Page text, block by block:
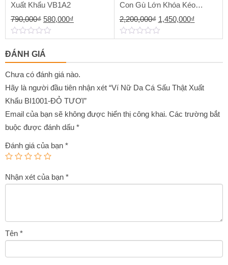
Xuất Khẩu VB1A2
790,000₫ Giá
gốc
790,000₫.
580,000₫
580,000₫.
0
out
of
5
Con Gù Lớn Khóa Kéo
BG0204
2,200,000₫ Giá
gốc
1,450,000₫Giá
0
5
ĐÁNH GIÁ
Chưa có đánh giá nào.
Hãy là người đầu tiên nhận xét “Ví Nữ Da Cá Sấu Thật Xuất
Khẩu BI1001-ĐỎ TƯƠI”
Email của bạn sẽ không được hiển thị công khai. Các trường bắt
buộc được đánh dấu *
Đánh giá của bạn *
Nhận xét của bạn *
Tên *